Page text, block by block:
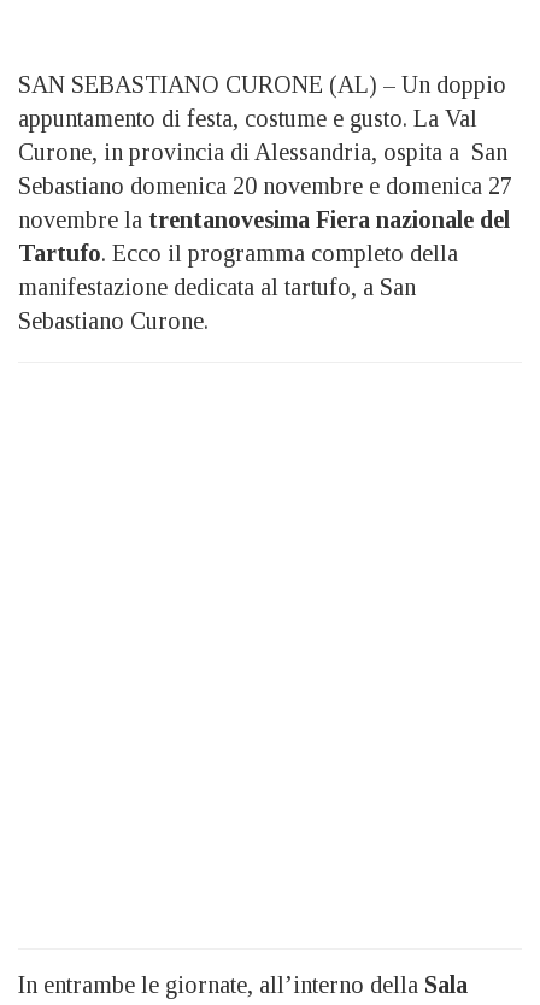
SAN SEBASTIANO CURONE (AL) – Un doppio
appuntamento di festa, costume e gusto. La Val
Curone, in provincia di Alessandria, ospita a San
Sebastiano domenica 20 novembre e domenica 27
novembre la trentanovesima Fiera nazionale del
Tartufo. Ecco il programma completo della
manifestazione dedicata al tartufo, a San
Sebastiano Curone.
In entrambe le giornate, all’interno della Sala